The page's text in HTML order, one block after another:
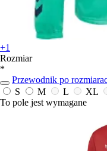
+1
Rozmiar
*
Przewodnik po
S
M L XL
To pole jest wymagane